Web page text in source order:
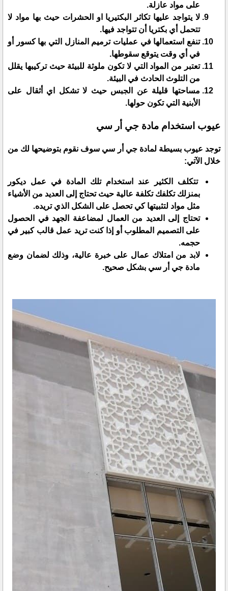
على مواد عازلة.
لا يتواجد عليها تكاثر البكتيريا او الحشرات حيث بها مواد لا
تتحمل أي بكتريا أن تتواجد فيها.
تنفع استعمالها في عمليات ترميم المنازل التي بها كسور أو
في أي وقت يتوقع سقوطها.
تعتبر من المواد التي لا تكون ملوثة للبيئة حيث تركيبها يقلل
من التلوث الحادث في البيئة.
مساحتها قليلة عن الجبس حيث لا تشكل اي أثقال على
الأبنية التي تكون حولها.
عيوب استخدام مادة جي أر سي
توجد عيوب بسيطة لمادة جي أر سي سوف نقوم بتوضيحها لك من
خلال الآتي:
تتكلف الكثير عند استخدام تلك المادة في عمل ديكور
بمنزلك تكلفك تكلفة عالية حيث تحتاج إلى العديد من الأشياء
مثل مواد لتثبيتها كي تحصل على الشكل الذي تريده.
تحتاج إلى العديد من العمال لمضاعفة الجهد في الحصول
على التصميم المطلوب أو إذا كنت تريد عمل قالب كبير في
حجمه.
لابد من امتلاك عمال على خبرة عالية، وذلك لضمان وضع
مادة جي أر سي بشكل صحيح.